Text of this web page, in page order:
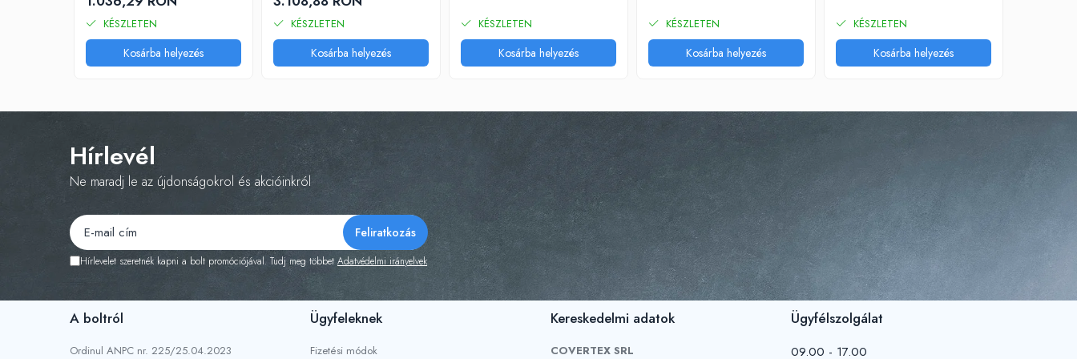
KÉSZLETEN
Kosárba helyezés
KÉSZLETEN
Kosárba helyezés
KÉSZLETEN
Kosárba helyezés
KÉSZLETEN
Kosárba helyezés
KÉSZLETEN
Kosárba helyezés
Hírlevél
Ne maradj le az újdonságokrol és akcióinkról
Hírlevelet szeretnék kapni a bolt promóciójával. Tudj meg többet Adatvédelmi irányelvek
A boltról
Ordinul ANPC nr. 225/25.04.2023
Ügyfeleknek
Fizetési módok
Kereskedelmi adatok
COVERTEX SRL
Ügyfélszolgálat
09.00 - 17.00